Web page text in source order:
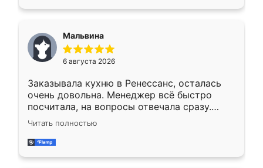
меньше, здесь же он более разнообразный.
Мне нравится ,если что-то потребуется из
мебели буду заказывать только здесь.
Мальвина
6 августа 2026
Заказывала кухню в Ренессанс, осталась
очень довольна. Менеджер всё быстро
посчитала, на вопросы отвечала сразу.
Замерщик приехал в субботу, подошёл к
делу со всей ответственностью. Собрали
за день, ребята работали аккуратно, даже
Читать полностью